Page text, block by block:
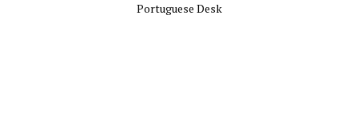
Portuguese Desk